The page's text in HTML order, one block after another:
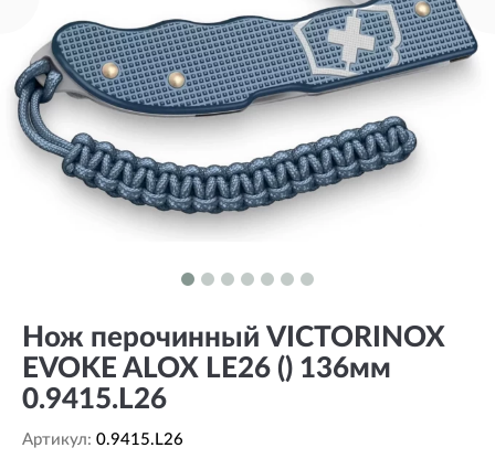
Нож перочинный VICTORINOX
EVOKE ALOX LE26 () 136мм
0.9415.L26
Артикул: 0.9415.L26